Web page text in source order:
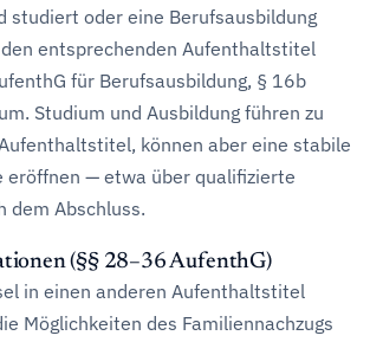
studiert oder eine Berufsausbildung
entsprechenden Aufenthaltstitel
für Berufsausbildung, § 16b
Studium und Ausbildung führen zu
können aber eine stabile
eröffnen — etwa über qualifizierte
dem Abschluss.
(§§ 28–36 AufenthG)
in einen anderen Aufenthaltstitel
Möglichkeiten des Familiennachzugs